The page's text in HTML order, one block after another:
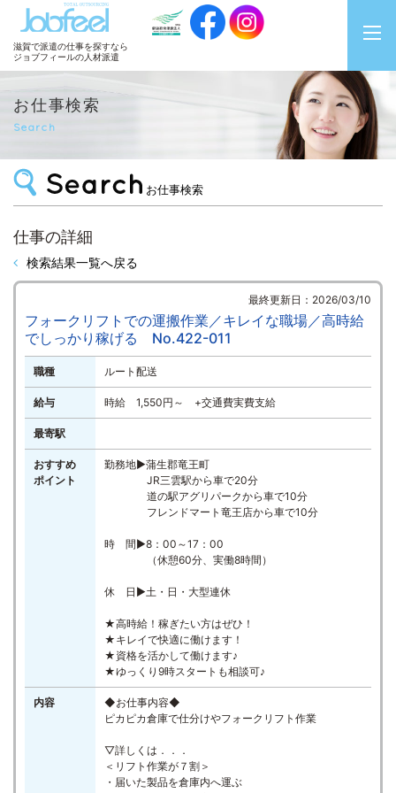
JobFeel
滋賀で派遣の仕事を探すなら
ジョブフィールの人材派遣
お仕事検索
Search
お仕事検索
仕事の詳細
検索結果一覧へ戻る
最終更新日：2026/03/10
フォークリフトでの運搬作業／キレイな職場／高時給
でしっかり稼げる No.422-011
職種 ルート配送
給与 時給 1,550円～ +交通費実費支給
最寄駅
おすすめ
ポイント
勤務地▶蒲生郡竜王町
JR三雲駅から車で20分
道の駅アグリパークから車で10分
フレンドマート竜王店から車で10分
時 間▶8：00～17：00
（休憩60分、実働8時間）
休 日▶土・日・大型連休
★高時給！稼ぎたい方はぜひ！
★キレイで快適に働けます！
★資格を活かして働けます♪
★ゆっくり9時スタートも相談可♪
内容
◆お仕事内容◆
ピカピカ倉庫で仕分けやフォークリフト作業
▽詳しくは．．．
＜リフト作業が７割＞
・届いた製品を倉庫内へ運ぶ